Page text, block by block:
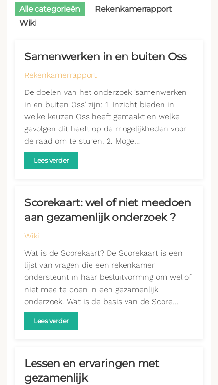
Alle categorieën
Rekenkamerrapport
Wiki
Samenwerken in en buiten Oss
Rekenkamerrapport
De doelen van het onderzoek ‘samenwerken
in en buiten Oss’ zijn: 1. Inzicht bieden in
welke keuzen Oss heeft gemaakt en welke
gevolgen dit heeft op de mogelijkheden voor
de raad om te sturen. 2. Moge…
Lees verder
Scorekaart: wel of niet meedoen
aan gezamenlijk onderzoek ?
Wiki
Wat is de Scorekaart? De Scorekaart is een
lijst van vragen die een rekenkamer
ondersteunt in haar besluitvorming om wel of
niet mee te doen in een gezamenlijk
onderzoek. Wat is de basis van de Score…
Lees verder
Lessen en ervaringen met
gezamenlijk